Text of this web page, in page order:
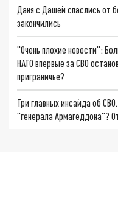
Даня с Дашей спаслись от
закончились
"Очень плохие новости":
НАТО впервые за СВО
приграничье?
Три главных инсайда об
"генерала Армагеддона"?